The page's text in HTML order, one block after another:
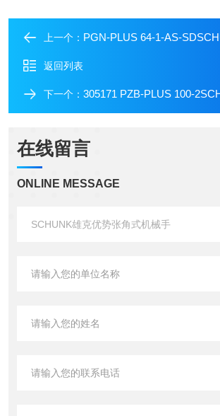
上一个： PGN-PLUS 64-1-AS-SDSCHUNK雄克
返回列表
下一个： 305171 PZB-PLUS 100-2SCHUNK
在线留言
ONLINE MESSAGE